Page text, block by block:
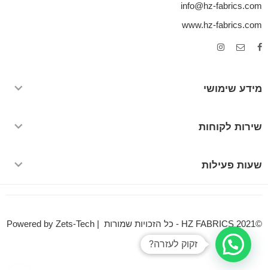
info@hz-fabrics.com
www.hz-fabrics.com
מידע שימושי
שירות לקוחות
שעות פעילות
©HZ FABRICS 2021 - כל הזכויות שמורות | Powered by Zets-Tech
זקוק לעזרה?